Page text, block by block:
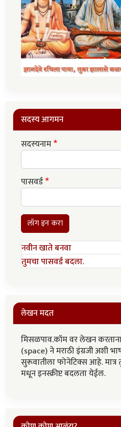
सदस्य आगमन
सदस्यनाम
पासवर्ड
लॉग इन करा
नवीन खाते बनवा
तुमचा पासवर्ड बदला.
लेखन मदत
मिसळपाव.कॉम वर लेखन
(space) ने मराठी इंग्रजी अशी
सुरूवातीला फोनेटिक्स आहे. मात्र
मधून इनस्क्रीप्ट बदलता येईल.